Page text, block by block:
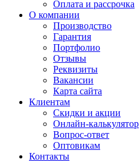
Оплата и рассрочка
О компании
Производство
Гарантия
Портфолио
Отзывы
Реквизиты
Вакансии
Карта сайта
Клиентам
Скидки и акции
Онлайн-калькулятор
Вопрос-ответ
Оптовикам
Контакты